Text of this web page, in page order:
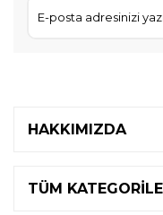
HAKKIMIZDA
TÜM